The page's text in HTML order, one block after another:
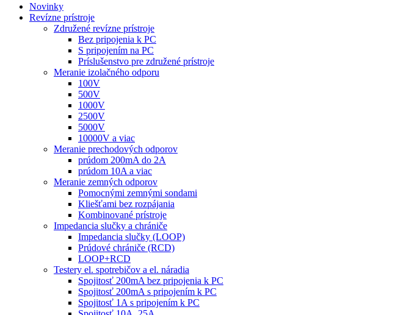
Novinky
Revízne prístroje
Združené revízne prístroje
Bez pripojenia k PC
S pripojením na PC
Príslušenstvo pre združené prístroje
Meranie izolačného odporu
100V
500V
1000V
2500V
5000V
10000V a viac
Meranie prechodových odporov
prúdom 200mA do 2A
prúdom 10A a viac
Meranie zemných odporov
Pomocnými zemnými sondami
Kliešťami bez rozpájania
Kombinované prístroje
Impedancia slučky a chrániče
Impedancia slučky (LOOP)
Prúdové chrániče (RCD)
LOOP+RCD
Testery el. spotrebičov a el. náradia
Spojitosť 200mA bez pripojenia k PC
Spojitosť 200mA s pripojením k PC
Spojitosť 1A s pripojením k PC